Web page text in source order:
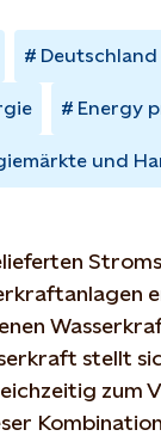
Deutschland
Energy
und
stellt
zum